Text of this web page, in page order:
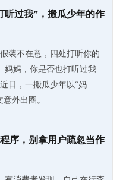
听过我”，搬瓜少年的作
装不在意，四处打听你的
妈妈，你是否也打听过我
日，一搬瓜少年以“妈
外出圈。
序，别拿用户疏忽当作